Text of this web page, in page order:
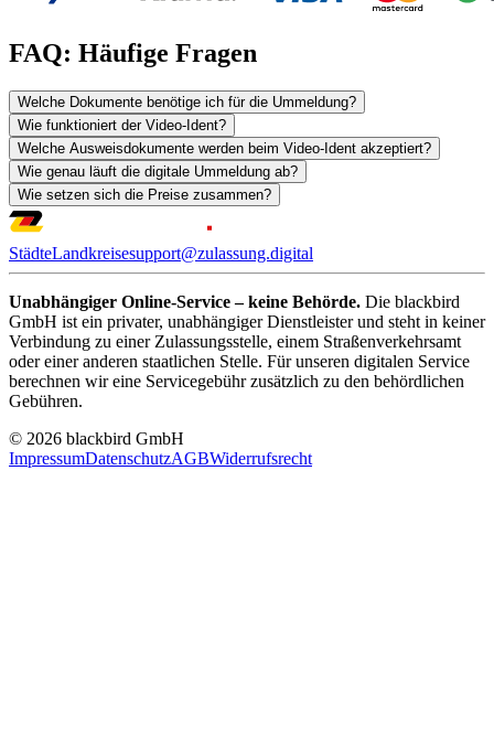
FAQ: Häufige Fragen
Welche Dokumente benötige ich für die Ummeldung?
Wie funktioniert der Video-Ident?
Welche Ausweisdokumente werden beim Video-Ident akzeptiert?
Wie genau läuft die digitale Ummeldung ab?
Wie setzen sich die Preise zusammen?
StädteLandkreisesupport@zulassung.digital
Unabhängiger Online-Service – keine Behörde. Die blackbird
GmbH ist ein privater, unabhängiger Dienstleister und steht in keiner
Verbindung zu einer Zulassungsstelle, einem Straßenverkehrsamt
oder einer anderen staatlichen Stelle. Für unseren digitalen Service
berechnen wir eine Servicegebühr zusätzlich zu den behördlichen
Gebühren.
© 2026 blackbird GmbH
ImpressumDatenschutzAGBWiderrufsrecht